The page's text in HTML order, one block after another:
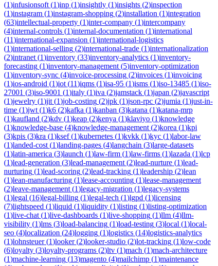
(1)infusionsoft (1)inp (1)insightly (1)insights (2)inspection
(1)instagram (1)instagram-shopping (2)installation (1)integration
(63)intellectual-property (1)inter-company (1)intercompany
(4)internal-controls (1)internal-documentation (1)international
(11)international-expansion (1)international-logistics
(1)international-selling (2)international-trade (1)internationalization
(2)intranet (1)inventory (33)inventory-analytics (1)inventory-
forecasting (1)inventory-management (5)inventory-optimization
(1)inventory-sync (4)invoice-processing (2)invoices (1)invoicing
(1)ios-android (1)iot (11)iqms (1)isa-95 (1)isms (1)iso-13485 (1)iso-
27001 (3)iso-9001 (1)italy (1)iva (2)jamstack (1)japan (2)javascript
(1)jewelry (1)jit (1)job-costing (2)jpk (1)json-rpc (2)jumia (1)just-in-
time (1)jwt (1)k6 (2)kafka (1)kanban (3)katana (1)katana-mrp
(1)kaufland (2)kdv (1)keap (2)kenya (1)klaviyo (1)knowledge
(1)knowledge-base (4)knowledge-management (2)korea (1)kpi
(3)kpis (3)kra (1)ksef(1)kubernetes (1)kvkk (1)kyc (1)labor-law
(1)landed-cost (1)landing-pages (4)langchain (3)large-datasets
(1)latin-america (3)launch (1)law-firm (1)law-firms (1)lazada (1)lcp
(1)lead-generation (3)lead-management (2)lead-nurture (1)lead-
nurturing (1)lead-scoring (2)lead-tracking (1)leadership (2)lean
(1)lean-manufacturing (1)lease-accounting (1)lease-management
(2)leave-management (1)legacy-migration (1)legacy-systems
(1)legal (16)legal-billing (1)legal-tech (1)lgpd (1)licensing
(7)lightspeed (1)liquid (1)liquidity (1)listing (1)listing-optimization
(1)live-chat (1)live-dashboards (1)live-shopping (1)llm (4)llm-
visibility (1)lms (3)load-balancing (1)load-testing (3)local (1)local-
seo (4)localization (24)logging (1)logistics (14)logistics-analytics
(1)lohnsteuer(1)looker(2)looker-studio (2)lot-tracking (1)low-code
(6)loyalty (3)loyalty-programs (2)ltv (1)mach (1)mach-architecture
(1)machine-learning (13)magento (4)mailchimp (1)maintenance